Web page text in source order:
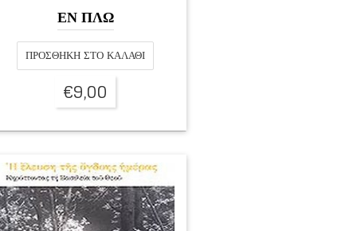
ΕΝ ΠΛΩ
ΠΡΟΣΘΉΚΗ ΣΤΟ ΚΑΛΆΘΙ
€9,00